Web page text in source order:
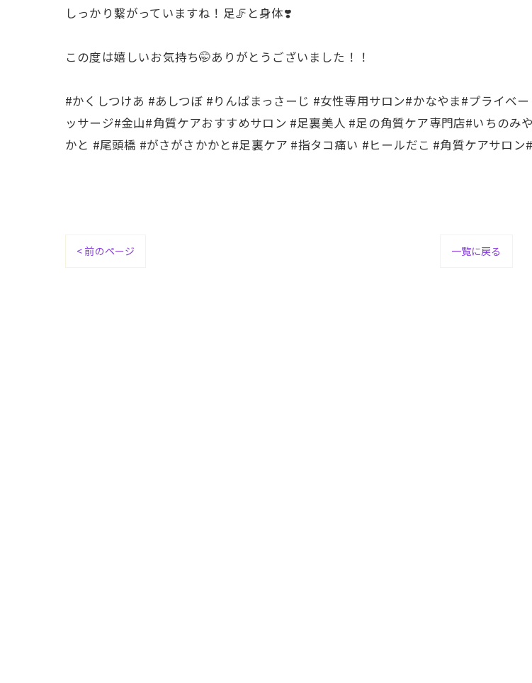
しっかり繋がっていますね！足🦵と身体❣️
この度は嬉しいお気持ち🤭ありがとうございました！！
#かくしつけあ #あしつぼ #りんぱまっさーじ #女性専用サロン#かなやま#プライベ
ッサージ#金山#角質ケアおすすめサロン #足裏美人 #足の角質ケア専門店#いちの
かと #尾頭橋 #がさがさかかと#足裏ケア #指タコ痛い #ヒールだこ #角質ケアサロ
< 前のページ 一覧に戻る